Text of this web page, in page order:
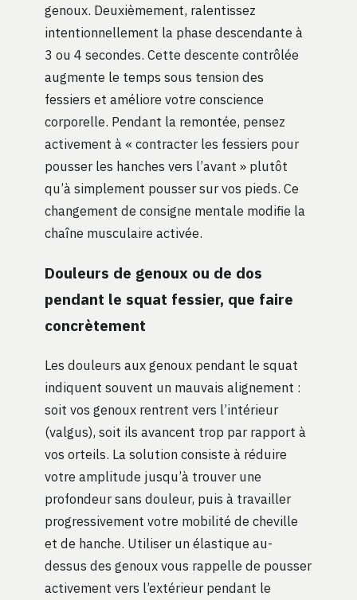
genoux. Deuxièmement, ralentissez
intentionnellement la phase descendante à
3 ou 4 secondes. Cette descente contrôlée
augmente le temps sous tension des
fessiers et améliore votre conscience
corporelle. Pendant la remontée, pensez
activement à « contracter les fessiers pour
pousser les hanches vers l’avant » plutôt
qu’à simplement pousser sur vos pieds. Ce
changement de consigne mentale modifie la
chaîne musculaire activée.
Douleurs de genoux ou de dos
pendant le squat fessier, que faire
concrètement
Les douleurs aux genoux pendant le squat
indiquent souvent un mauvais alignement :
soit vos genoux rentrent vers l’intérieur
(valgus), soit ils avancent trop par rapport à
vos orteils. La solution consiste à réduire
votre amplitude jusqu’à trouver une
profondeur sans douleur, puis à travailler
progressivement votre mobilité de cheville
et de hanche. Utiliser un élastique au-
dessus des genoux vous rappelle de pousser
activement vers l’extérieur pendant le